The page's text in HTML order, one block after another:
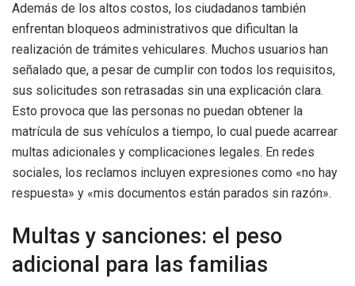
Además de los altos costos, los ciudadanos también
enfrentan bloqueos administrativos que dificultan la
realización de trámites vehiculares. Muchos usuarios han
señalado que, a pesar de cumplir con todos los requisitos,
sus solicitudes son retrasadas sin una explicación clara.
Esto provoca que las personas no puedan obtener la
matrícula de sus vehículos a tiempo, lo cual puede acarrear
multas adicionales y complicaciones legales. En redes
sociales, los reclamos incluyen expresiones como «no hay
respuesta» y «mis documentos están parados sin razón».
Multas y sanciones: el peso
adicional para las familias